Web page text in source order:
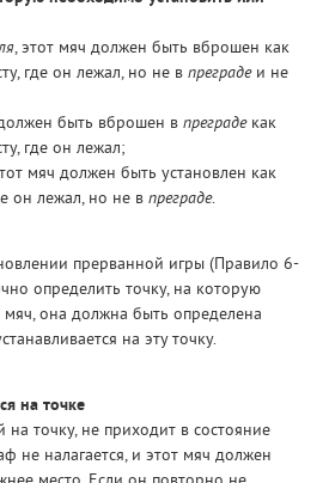
, этот мяч должен быть вброшен как
где он лежал, но не в преграде и не
быть вброшен в преграде как
где он лежал;
мяч должен быть установлен как
он лежал, но не в преграде.
прерванной игры (Правило 6-
определить точку, на которую
она должна быть определена
на эту точку.
на точке
на точку, не приходит в состояние
не налагается, и этот мяч должен